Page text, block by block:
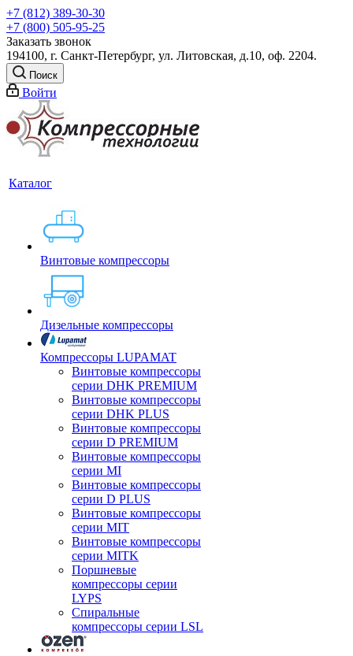
+7 (812) 389-30-30
+7 (800) 505-95-25
Заказать звонок
194100, г. Санкт-Петербург, ул. Литовская, д.10, оф. 2204.
Поиск
Войти
Каталог
Винтовые компрессоры
Дизельные компрессоры
Компрессоры LUPAMAT
Винтовые компрессоры
серии DHK PREMIUM
Винтовые компрессоры
серии DHK PLUS
Винтовые компрессоры
серии D PREMIUM
Винтовые компрессоры
серии MI
Винтовые компрессоры
серии D PLUS
Винтовые компрессоры
серии MIT
Винтовые компрессоры
серии MITK
Поршневые
компрессоры серии
LYPS
Спиральные
компрессоры серии LSL